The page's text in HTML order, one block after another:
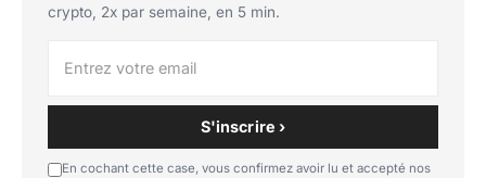
crypto, 2x par semaine, en 5 min.
S'inscrire ›
En cochant cette case, vous confirmez avoir lu et accepté nos